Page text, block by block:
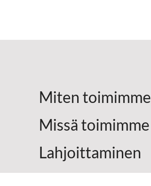
Miten toimimme
Missä toimimme
Lahjoittaminen